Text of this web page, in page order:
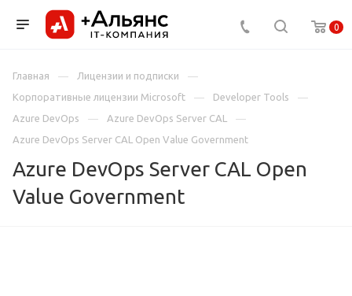
0
Главная
Лицензии и подписки
Корпоративные лицензии Microsoft
Developer Tools
Azure DevOps
Azure DevOps Server CAL
Azure DevOps Server CAL Open Value Government
Azure DevOps Server CAL Open
Value Government